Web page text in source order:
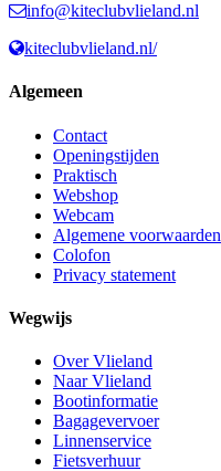
info@kiteclubvlieland.nl
kiteclubvlieland.nl/
Algemeen
Contact
Openingstijden
Praktisch
Webshop
Webcam
Algemene voorwaarden
Colofon
Privacy statement
Wegwijs
Over Vlieland
Naar Vlieland
Bootinformatie
Bagagevervoer
Linnenservice
Fietsverhuur